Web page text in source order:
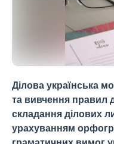
Ділова українська
та вивчення правил
складання ділових
урахуванням